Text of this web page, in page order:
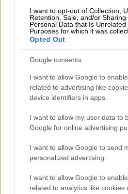
I want to opt-out of Collection,
Retention, Sale, and/or Sharing
Personal Data that Is Unrelated
Purposes for which it was
Opted Out
Google consents
I want to allow Google to
related to advertising like
device identifiers in apps.
I want to allow my user data to
Google for online advertising
I want to allow Google to send
personalized advertising.
I want to allow Google to
related to analytics like cookies
προσβασιμότηταςκαι
συμπερίληψης όλων των
συγκοινωνίεςκαι στις
προχωρά άμεσα η έκδοση
Δικαιωμάτων Επιβατών
έκτακτων γραμμών με
μεταφοράς (λεωφορεία,
σταθερής τροχιάς (μετρό,
Εθνικής Οικονομίας και
το πρόβλημα με τον
αυτοκινήτων και έτσι
άτομα με αναπηρία να
στάθμευσης, ανεξάρτητα
αυτοκινήτου τους. Σε